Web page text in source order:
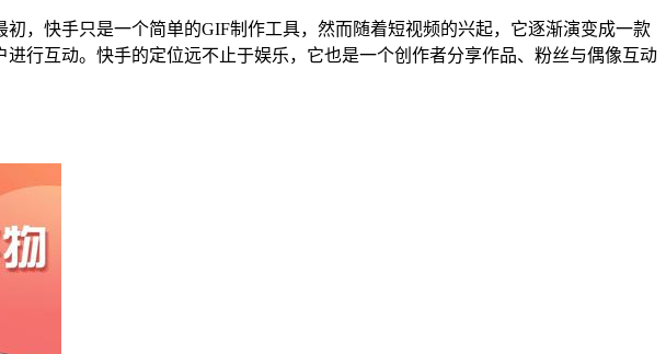
，快手只是一个简单的GIF制作工具，然而随着短视频的兴起，它逐渐演变成一款
行互动。快手的定位远不止于娱乐，它也是一个创作者分享作品、粉丝与偶像互动